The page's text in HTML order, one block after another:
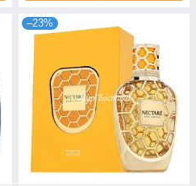
–23%